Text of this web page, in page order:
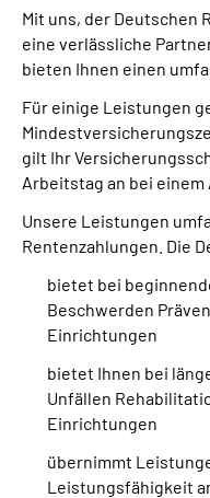
Suche
Language
Inhalte in
Leichte Sprache
Mit uns, der Deutschen
eine verlässliche
bieten Ihnen einen
Für einige Leistungen
gilt Ihr
Arbeitstag an bei einem
Unsere Leistungen
Rentenzahlungen. Die
bietet bei
Beschwerden
Einrichtungen
bietet Ihnen bei
Unfällen
Einrichtungen
übernimmt
Leistungsfähigkeit